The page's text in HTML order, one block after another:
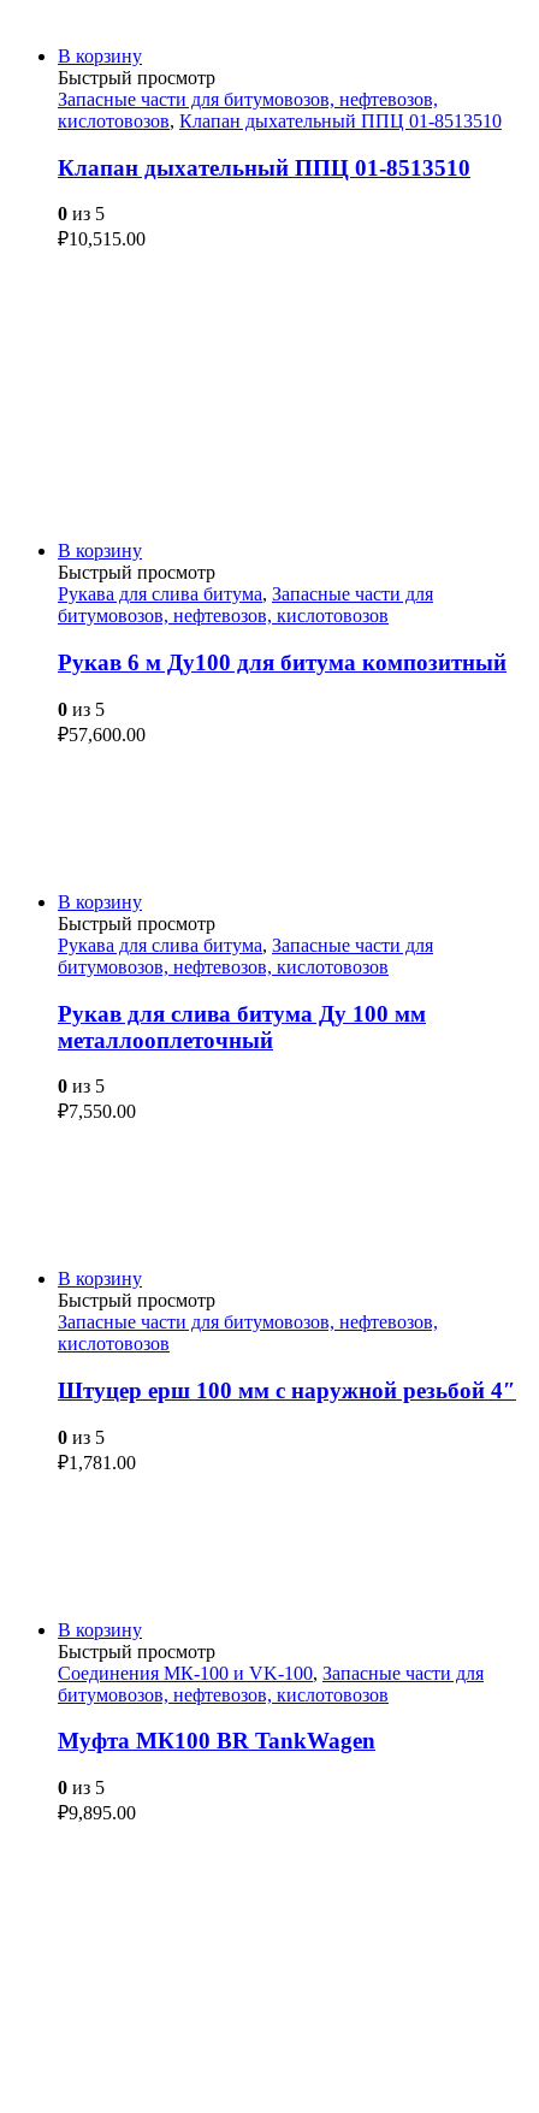
В корзину
Быстрый просмотр
Запасные части для битумовозов, нефтевозов,
кислотовозов, Клапан дыхательный ППЦ 01-8513510
Клапан дыхательный ППЦ 01-8513510
0 из 5
₽10,515.00
В корзину
Быстрый просмотр
Рукава для слива битума, Запасные части для
битумовозов, нефтевозов, кислотовозов
Рукав 6 м Ду100 для битума композитный
0 из 5
₽57,600.00
В корзину
Быстрый просмотр
Рукава для слива битума, Запасные части для
битумовозов, нефтевозов, кислотовозов
Рукав для слива битума Ду 100 мм
металлооплеточный
0 из 5
₽7,550.00
В корзину
Быстрый просмотр
Запасные части для битумовозов, нефтевозов,
кислотовозов
Штуцер ерш 100 мм с наружной резьбой 4″
0 из 5
₽1,781.00
В корзину
Быстрый просмотр
Соединения МК-100 и VK-100, Запасные части для
битумовозов, нефтевозов, кислотовозов
Муфта МК100 BR TankWagen
0 из 5
₽9,895.00